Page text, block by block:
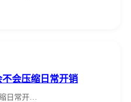
不会压缩日常开销
日常开…